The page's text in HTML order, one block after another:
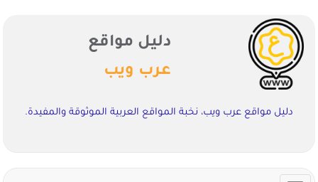
دليل مواقع
عرب ويب
دليل مواقع عرب ويب، نخبة المواقع العربية الموثوقة والمفيدة.